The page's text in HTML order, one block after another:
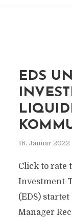
EDS
16. Januar 2022
Click to rate
Investment-
(EDS)
Manager